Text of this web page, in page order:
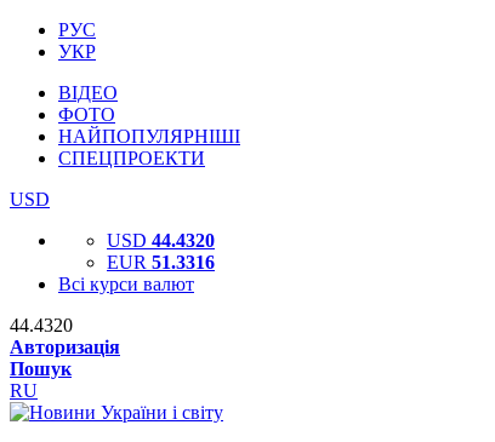
РУС
УКР
ВІДЕО
ФОТО
НАЙПОПУЛЯРНІШІ
СПЕЦПРОЕКТИ
USD
USD 44.4320
EUR 51.3316
Всі курси валют
44.4320
Авторизація
Пошук
RU